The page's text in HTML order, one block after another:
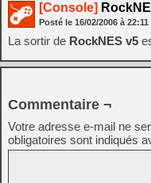
[Console]
Posté le 16/02/2006 à 22:11
La sortir de RockNES v5
Commentaire ¬
Votre adresse e-mail ne
obligatoires sont indiqués